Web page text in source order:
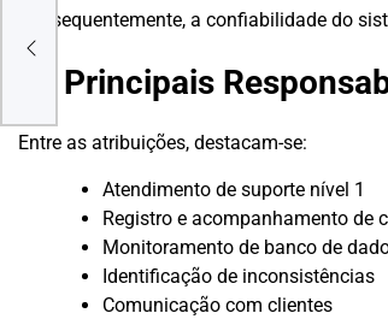
Consequentemente, a confiabilidade do
Principais
Entre as atribuições, destacam-se:
Atendimento de suporte nível 1
Registro e acompanhamento de
Monitoramento de banco de
Identificação de inconsistências
Comunicação com clientes